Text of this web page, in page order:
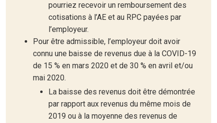
pourriez recevoir un remboursement des
cotisations à l’AE et au RPC payées par
l’employeur.
Pour être admissible, l’employeur doit avoir
connu une baisse de revenus due à la COVID-19
de 15 % en mars 2020 et de 30 % en avril et/ou
mai 2020.
La baisse des revenus doit être démontrée
par rapport aux revenus du même mois de
2019 ou à la moyenne des revenus de